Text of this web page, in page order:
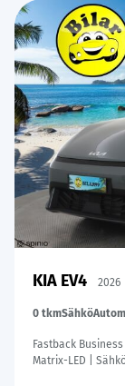
KIA EV4 2026
0 tkmSähkö
Fastback
Matrix-LED |